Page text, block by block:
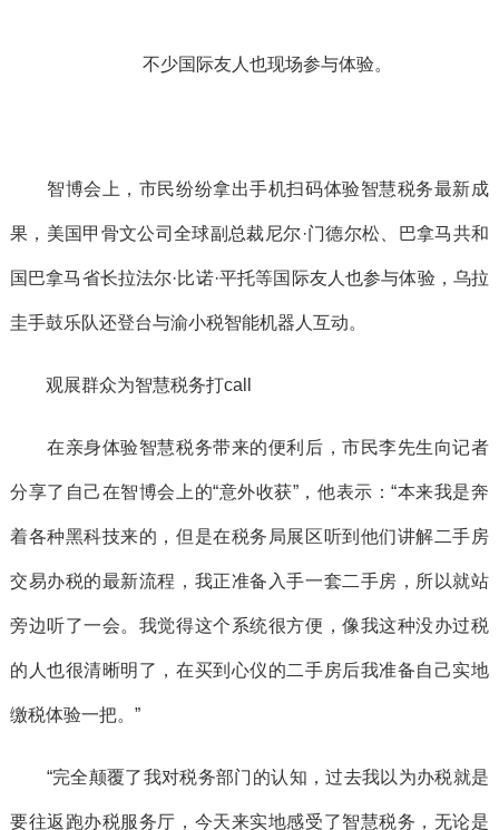
不少国际友人也现场参与体验。
智博会上，市民纷纷拿出手机扫码体验智慧税务最新成
果，美国甲骨文公司全球副总裁尼尔·门德尔松、巴拿马共和
国巴拿马省长拉法尔·比诺·平托等国际友人也参与体验，乌拉
圭手鼓乐队还登台与渝小税智能机器人互动。
观展群众为智慧税务打call
在亲身体验智慧税务带来的便利后，市民李先生向记者
分享了自己在智博会上的“意外收获”，他表示：“本来我是奔
着各种黑科技来的，但是在税务局展区听到他们讲解二手房
交易办税的最新流程，我正准备入手一套二手房，所以就站
旁边听了一会。我觉得这个系统很方便，像我这种没办过税
的人也很清晰明了，在买到心仪的二手房后我准备自己实地
缴税体验一把。”
“完全颠覆了我对税务部门的认知，过去我以为办税就是
要往返跑办税服务厅，今天来实地感受了智慧税务，无论是